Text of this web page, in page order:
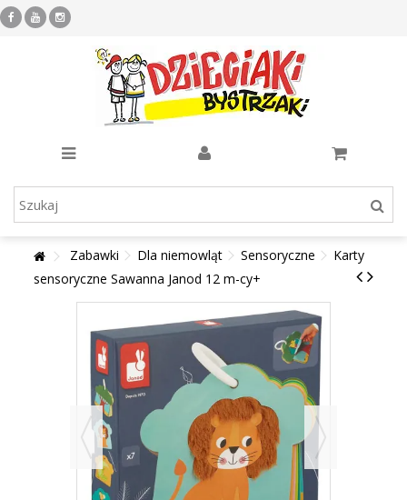
Zabawki Dla niemowląt Sensoryczne
Karty
sensoryczne Sawanna Janod 12 m-cy+